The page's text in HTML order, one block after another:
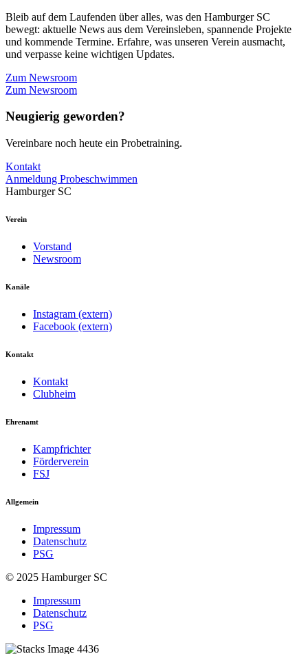
Bleib auf dem Laufenden über alles, was den Hamburger SC
bewegt: aktuelle News aus dem Vereinsleben, spannende Projekte
und kommende Termine. Erfahre, was unseren Verein ausmacht,
und verpasse keine wichtigen Updates.
Zum Newsroom
Zum Newsroom
Neugierig geworden?
Vereinbare noch heute ein Probetraining.
Kontakt
Anmeldung Probeschwimmen
Hamburger SC
Verein
Vorstand
Newsroom
Kanäle
Instagram (extern)
Facebook (extern)
Kontakt
Kontakt
Clubheim
Ehrenamt
Kampfrichter
Förderverein
FSJ
Allgemein
Impressum
Datenschutz
PSG
© 2025 Hamburger SC
Impressum
Datenschutz
PSG